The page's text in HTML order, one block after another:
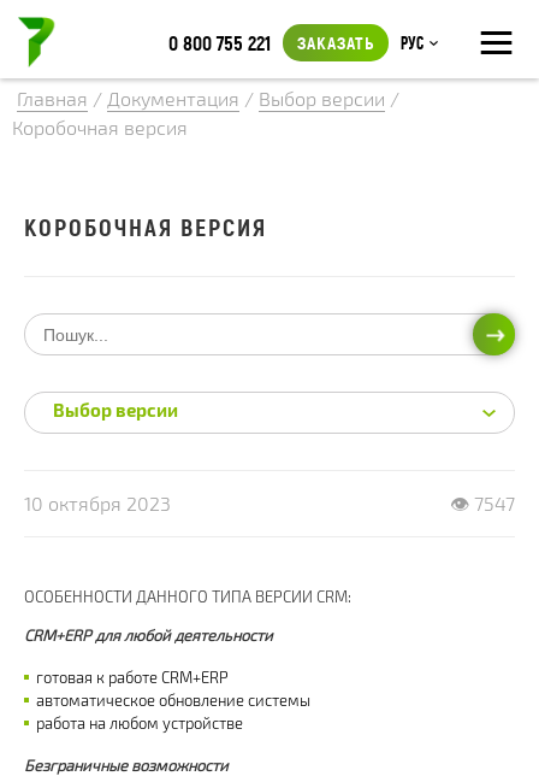
≡
0 800 755 221 ЗАКАЗАТЬ Рус
Главная / Документация / Выбор версии /
Коробочная версия
10 октября 2023 👁 7547
ОСОБЕННОСТИ ДАННОГО ТИПА ВЕРСИИ CRM:
CRM+ERP для любой деятельности
готовая к работе CRM+ERP
автоматическое обновление системы
работа на любом устройстве
Безграничные возможности
КОРОБОЧНАЯ ВЕРСИЯ
Выбор версии